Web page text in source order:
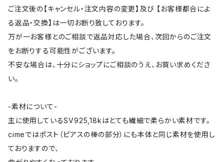
ご注文後の【キャンセル・注文内容の変更】及び 【お客様都合によ
る返品・交換】は一切お断り致しております。
万が一お客様とのご相談で返品対応した場合、次回からのご注文
をお断りする可能性がございます。
不安な場合は、十分にショップにご相談のうえ、お買い求めくださ
い。
-素材について-
主に使用しているSV925,18kはとても繊細で柔らかい素材です。
cimeではポスト（ピアスの棒の部分）にも本体と同じ素材を使用し
ておりますので、